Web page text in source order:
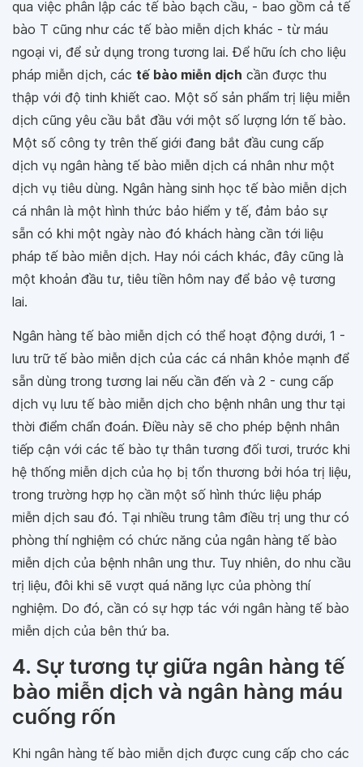
qua việc phân lập các tế bào bạch cầu, - bao gồm cả tế
bào T cũng như các tế bào miễn dịch khác - từ máu
ngoại vi, để sử dụng trong tương lai. Để hữu ích cho liệu
pháp miễn dịch, các tế bào miễn dịch cần được thu
thập với độ tinh khiết cao. Một số sản phẩm trị liệu miễn
dịch cũng yêu cầu bắt đầu với một số lượng lớn tế bào.
Một số công ty trên thế giới đang bắt đầu cung cấp
dịch vụ ngân hàng tế bào miễn dịch cá nhân như một
dịch vụ tiêu dùng. Ngân hàng sinh học tế bào miễn dịch
cá nhân là một hình thức bảo hiểm y tế, đảm bảo sự
sẵn có khi một ngày nào đó khách hàng cần tới liệu
pháp tế bào miễn dịch. Hay nói cách khác, đây cũng là
một khoản đầu tư, tiêu tiền hôm nay để bảo vệ tương
lai.
Ngân hàng tế bào miễn dịch có thể hoạt động dưới, 1 -
lưu trữ tế bào miễn dịch của các cá nhân khỏe mạnh để
sẵn dùng trong tương lai nếu cần đến và 2 - cung cấp
dịch vụ lưu tế bào miễn dịch cho bệnh nhân ung thư tại
thời điểm chẩn đoán. Điều này sẽ cho phép bệnh nhân
tiếp cận với các tế bào tự thân tương đối tươi, trước khi
hệ thống miễn dịch của họ bị tổn thương bởi hóa trị liệu,
trong trường hợp họ cần một số hình thức liệu pháp
miễn dịch sau đó. Tại nhiều trung tâm điều trị ung thư có
phòng thí nghiệm có chức năng của ngân hàng tế bào
miễn dịch của bệnh nhân ung thư. Tuy nhiên, do nhu cầu
trị liệu, đôi khi sẽ vượt quá năng lực của phòng thí
nghiệm. Do đó, cần có sự hợp tác với ngân hàng tế bào
miễn dịch của bên thứ ba.
4. Sự tương tự giữa ngân hàng tế
bào miễn dịch và ngân hàng máu
cuống rốn
Khi ngân hàng tế bào miễn dịch được cung cấp cho các